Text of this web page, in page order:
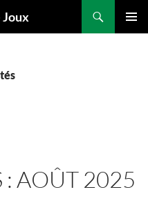
Joux
AOÛT 2025